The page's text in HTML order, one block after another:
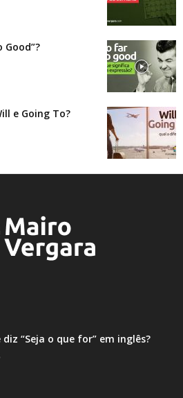
Good”?
e Going To?
diz “Seja o que for” em inglês?